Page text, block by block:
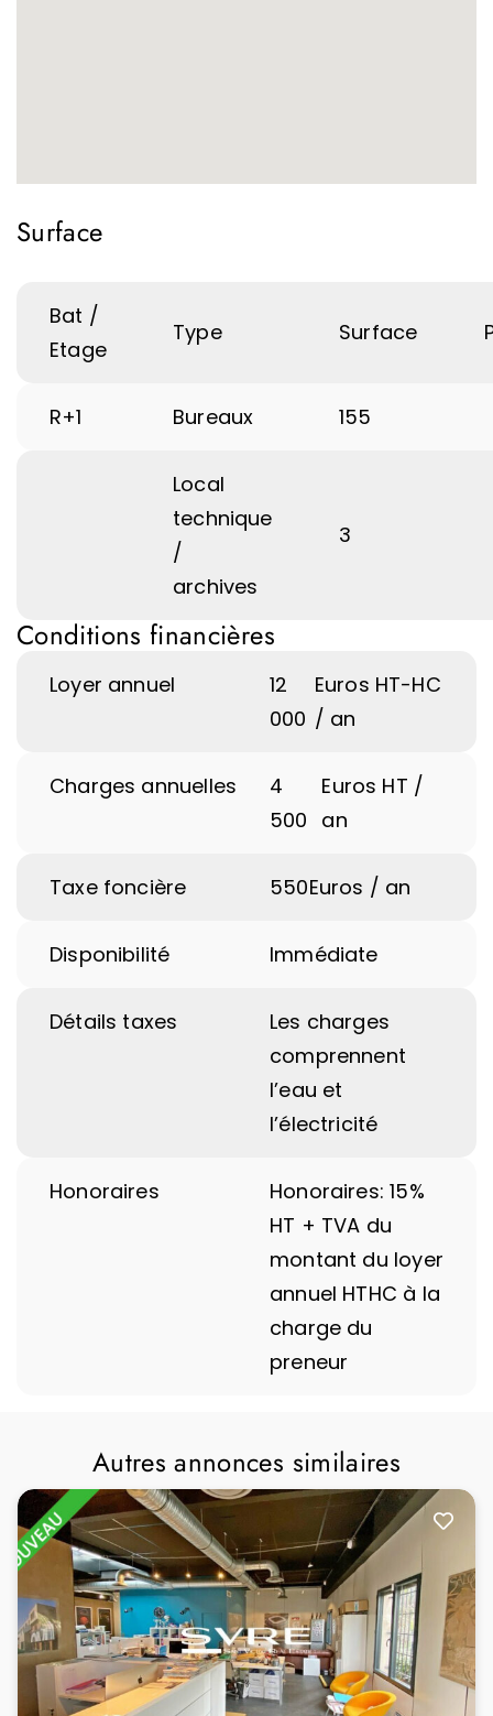
Surface
Bat /
Etage
Type Surface
R+1 Bureaux 155
Local
technique
/
archives
3
Conditions financières
Loyer annuel
12
000
Euros HT-HC
/ an
Charges annuelles
4
500
Euros HT /
an
Taxe foncière 550Euros / an
Disponibilité Immédiate
Détails taxes
Les charges
comprennent
l’eau et
l’électricité
Honoraires
Honoraires: 15%
HT + TVA du
montant du loyer
annuel HTHC à la
charge du
preneur
Autres annonces similaires